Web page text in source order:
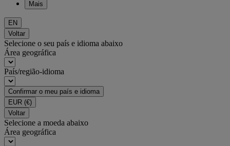
Mais
EN
Voltar
Selecione o seu país e idioma abaixo
Área geográfica
País/região-idioma
Confirmar o meu país e idioma
EUR (€)
Voltar
Selecione a moeda abaixo
Área geográfica